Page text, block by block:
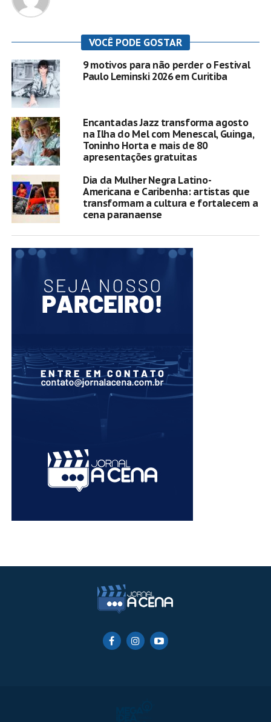
VOCÊ PODE GOSTAR
9 motivos para não perder o Festival
Paulo Leminski 2026 em Curitiba
Encantadas Jazz transforma agosto
na Ilha do Mel com Menescal, Guinga,
Toninho Horta e mais de 80
apresentações gratuitas
Dia da Mulher Negra Latino-
Americana e Caribenha: artistas que
transformam a cultura e fortalecem a
cena paranaense